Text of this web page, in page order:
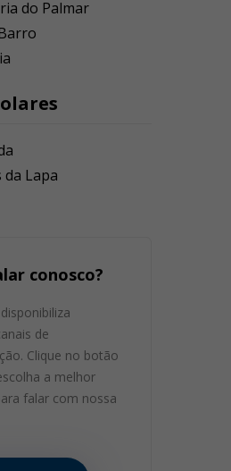
do Palmar
da Lapa
conosco?
de
Clique no botão
a melhor
falar com nossa